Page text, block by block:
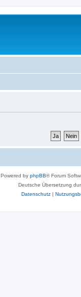
Powered by phpBB® Forum
Deutsche Übersetzung
Datenschutz|